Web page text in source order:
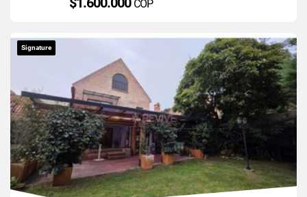
COP
Signature